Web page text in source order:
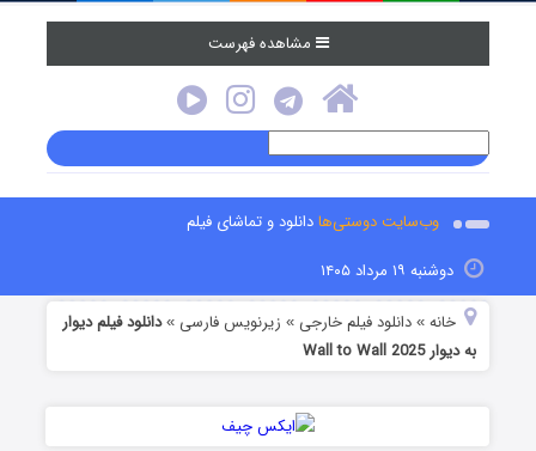
مشاهده فهرست
وب‌سایت دوستی‌هادانلود و تماشای فیلم
دوشنبه ۱۹ مرداد ۱۴۰۵
خانه »دانلود فیلم خارجی » زیرنویس فارسی »دانلود فیلم دیوار
به دیوار Wall to Wall 2025